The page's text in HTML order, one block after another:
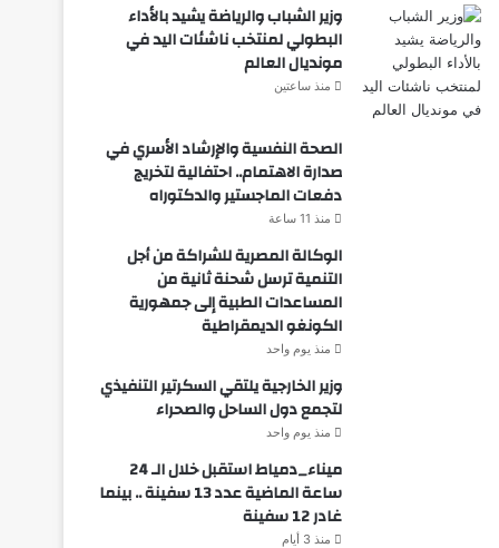
وزير الشباب والرياضة يشيد بالأداء
البطولي لمنتخب ناشئات اليد في
مونديال العالم
منذ ساعتين
الصحة النفسية والإرشاد الأسري في
صدارة الاهتمام.. احتفالية لتخريج
دفعات الماجستير والدكتوراه
منذ 11 ساعة
الوكالة المصرية للشراكة من أجل
التنمية ترسل شحنة ثانية من
المساعدات الطبية إلى جمهورية
الكونغو الديمقراطية
منذ يوم واحد
وزير الخارجية يلتقي السكرتير التنفيذي
لتجمع دول الساحل والصحراء
منذ يوم واحد
ميناء_دمياط استقبل خلال الـ 24
ساعة الماضية عدد 13 سفينة .. بينما
غادر 12 سفينة
منذ 3 أيام